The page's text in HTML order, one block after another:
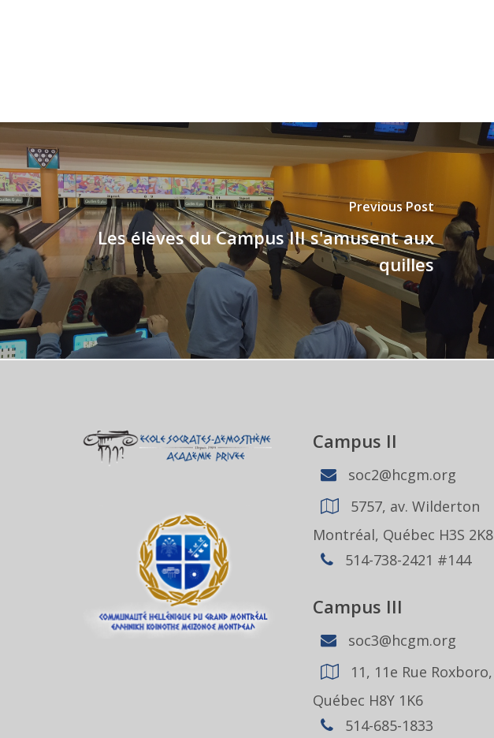
Previous Post
Les élèves du Campus III s'amusent aux
quilles
Campus II
soc2@hcgm.org
5757, av. Wilderton
Montréal, Québec H3S 2K8
514-738-2421 #144
Campus III
soc3@hcgm.org
11, 11e Rue Roxboro,
Québec H8Y 1K6
514-685-1833